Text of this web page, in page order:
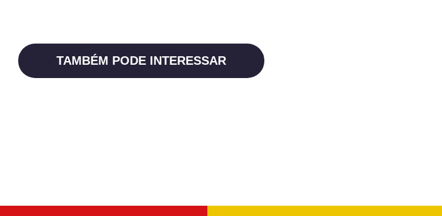
TAMBÉM PODE INTERESSAR